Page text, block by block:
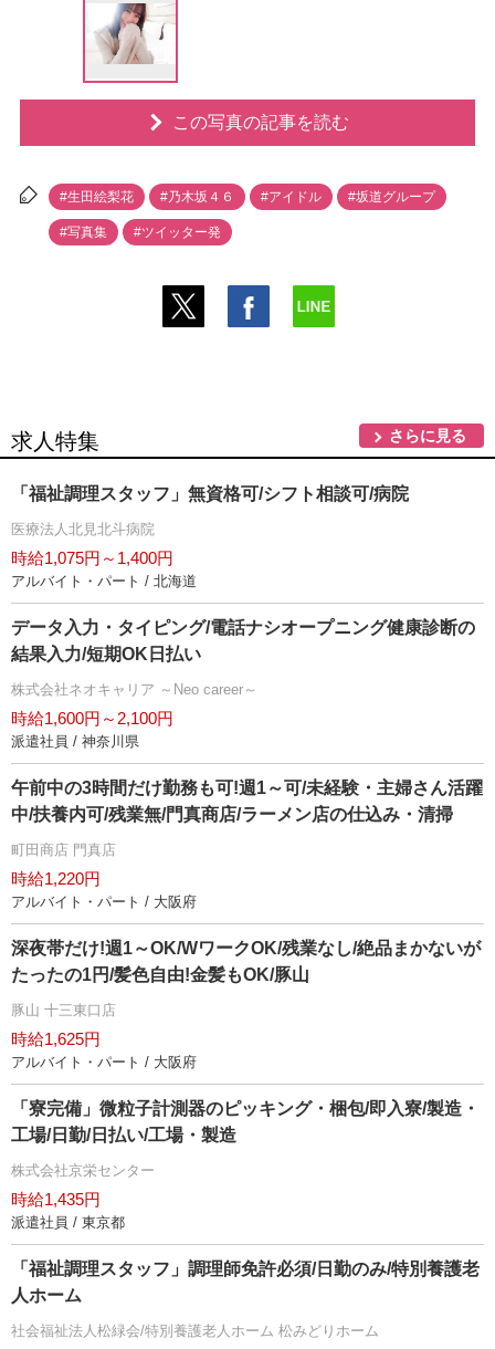
この写真の記事を読む
#生田絵梨花 #乃木坂４６ #アイドル #坂道グループ
#写真集 #ツイッター発
求人特集 さらに見る
「福祉調理スタッフ」無資格可/シフト相談可/病院
医療法人北見北斗病院
時給1,075円～1,400円
アルバイト・パート / 北海道
データ入力・タイピング/電話ナシオープニング健康診断の
結果入力/短期OK日払い
株式会社ネオキャリア ～Neo career～
時給1,600円～2,100円
派遣社員 / 神奈川県
午前中の3時間だけ勤務も可!週1～可/未経験・主婦さん活躍
中/扶養内可/残業無/門真商店/ラーメン店の仕込み・清掃
町田商店 門真店
時給1,220円
アルバイト・パート / 大阪府
深夜帯だけ!週1～OK/WワークOK/残業なし/絶品まかないが
たったの1円/髪色自由!金髪もOK/豚山
豚山 十三東口店
時給1,625円
アルバイト・パート / 大阪府
「寮完備」微粒子計測器のピッキング・梱包/即入寮/製造・
工場/日勤/日払い/工場・製造
株式会社京栄センター
時給1,435円
派遣社員 / 東京都
「福祉調理スタッフ」調理師免許必須/日勤のみ/特別養護老
人ホーム
社会福祉法人松緑会/特別養護老人ホーム 松みどりホーム